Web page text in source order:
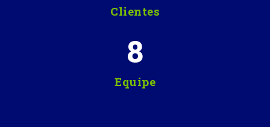
Clientes
Equipe
8